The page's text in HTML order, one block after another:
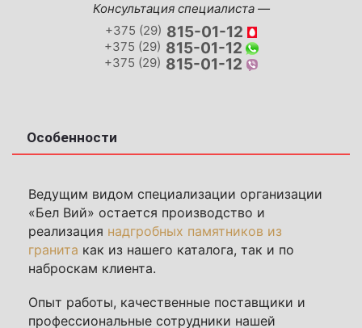
Консультация специалиста —
+375 (29) 815-01-12
+375 (29) 815-01-12
+375 (29) 815-01-12
Особенности
Ведущим видом специализации организации
«Бел Вий» остается производство и
реализация надгробных памятников из
гранита как из нашего каталога, так и по
наброскам клиента.
Опыт работы, качественные поставщики и
профессиональные сотрудники нашей